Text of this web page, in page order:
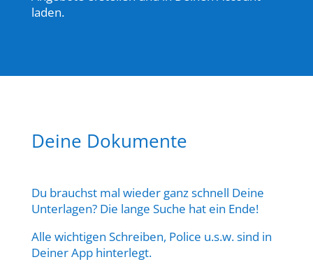
laden.
Deine Dokumente
Du brauchst mal wieder ganz schnell Deine
Unterlagen? Die lange Suche hat ein Ende!
Alle wichtigen Schreiben, Police u.s.w. sind in
Deiner App hinterlegt.